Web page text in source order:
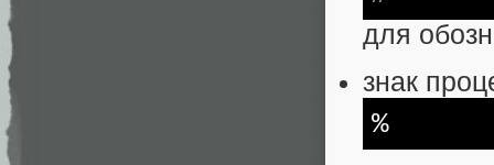
для
знак
%